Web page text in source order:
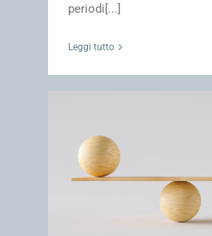
periodi[...]
Leggi tutto